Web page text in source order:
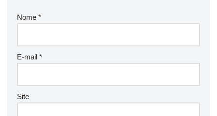
Nome *
E-mail *
Site